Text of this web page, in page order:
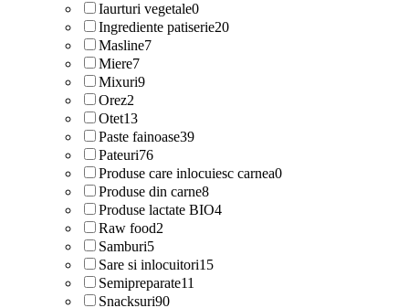
Iaurturi vegetale0
Ingrediente patiserie20
Masline7
Miere7
Mixuri9
Orez2
Otet13
Paste fainoase39
Pateuri76
Produse care inlocuiesc carnea0
Produse din carne8
Produse lactate BIO4
Raw food2
Samburi5
Sare si inlocuitori15
Semipreparate11
Snacksuri90